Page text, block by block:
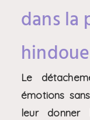
dans la
hindoue
Le
émotions
leur